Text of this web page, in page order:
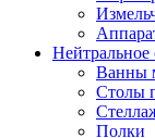
Нейтральное
Ванны
Столы
Полки